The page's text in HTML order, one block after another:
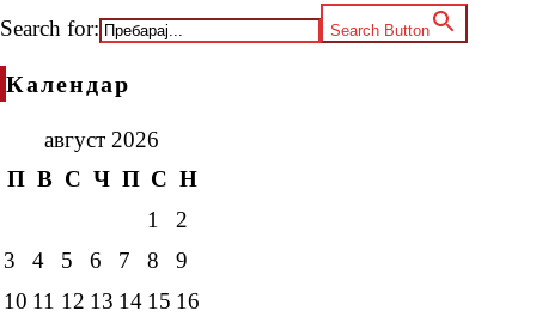
Search for: Search Button
Календар
август 2026
П В С Ч П С Н
1
2
3
4 5 6 7 8
9
10 11 12 13 14 15 16